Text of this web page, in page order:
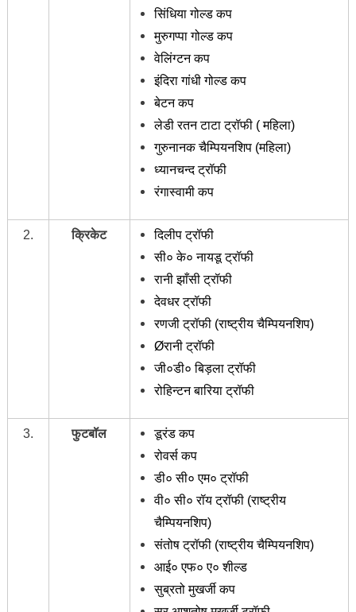
सिंधिया गोल्ड कप
मुरुगप्पा गोल्ड कप
वेलिंग्टन कप
इंदिरा गांधी गोल्ड कप
बेटन कप
लेडी रतन टाटा ट्रॉफी ( महिला)
गुरुनानक चैम्पियनशिप (महिला)
ध्यानचन्द ट्रॉफी
रंगास्वामी कप
2. क्रिकेट
दिलीप ट्रॉफी
सी० के० नायडू ट्रॉफी
रानी झाँसी ट्रॉफी
देवधर ट्रॉफी
रणजी ट्रॉफी (राष्ट्रीय चैम्पियनशिप)
Øरानी ट्रॉफी
जी०डी० बिड़ला ट्रॉफी
रोहिन्टन बारिया ट्रॉफी
3. फुटबॉल
डूरंड कप
रोवर्स कप
डी० सी० एम० ट्रॉफी
वी० सी० रॉय ट्रॉफी (राष्ट्रीय
चैम्पियनशिप)
संतोष ट्रॉफी (राष्ट्रीय चैम्पियनशिप)
आई० एफ० ए० शील्ड
सुब्रतो मुखर्जी कप